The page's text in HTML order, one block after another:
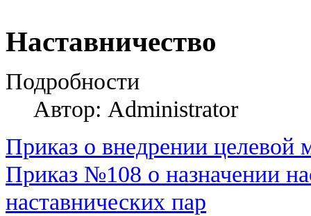
Наставничество
Подробности
Автор: Administrator
Приказ о внедрении целевой
Приказ №108 о назначении
наставнических пар